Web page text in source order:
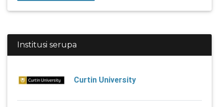
Institusi serupa
Curtin University